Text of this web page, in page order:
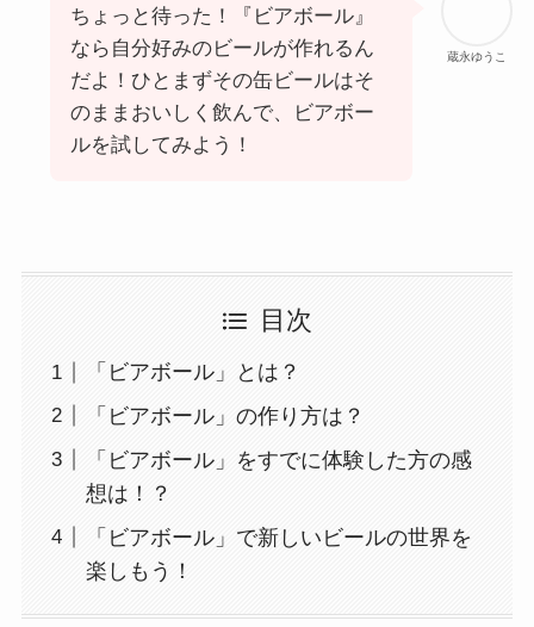
蔵永ゆうこ
ちょっと待った！『ビアボール』
なら自分好みのビールが作れるん
だよ！ひとまずその缶ビールはそ
のままおいしく飲んで、ビアボー
ルを試してみよう！
目次
「ビアボール」とは？
「ビアボール」の作り方は？
「ビアボール」をすでに体験した方の感
想は！？
「ビアボール」で新しいビールの世界を
楽しもう！